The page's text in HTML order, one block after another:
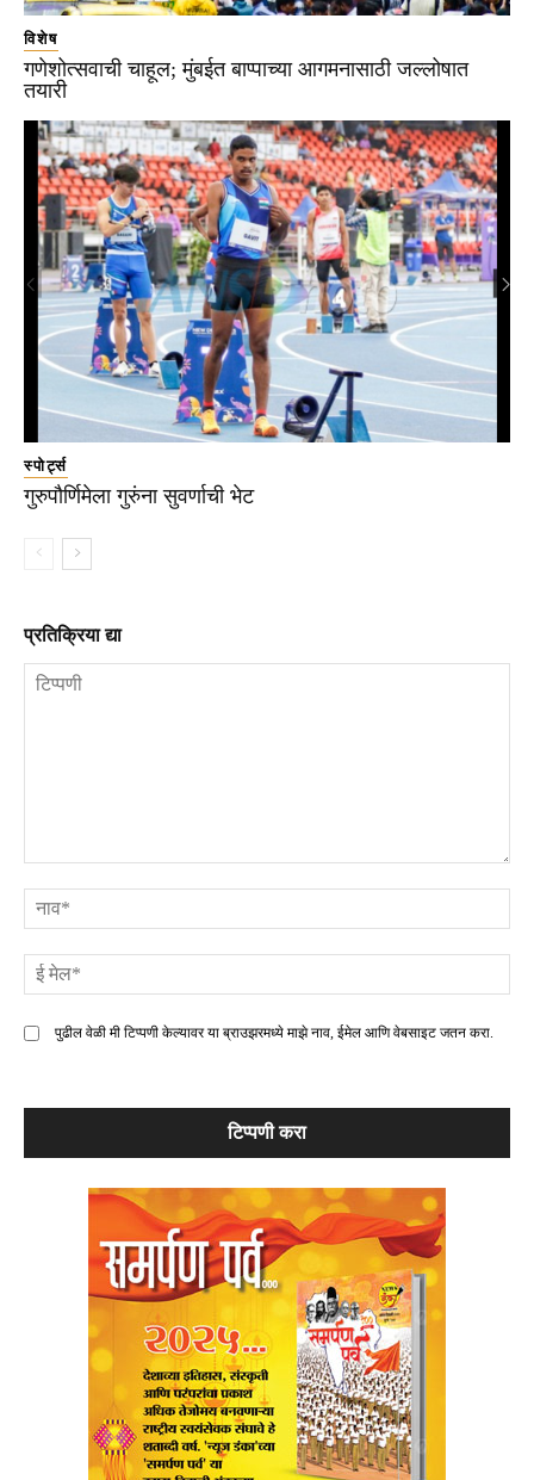
विशेष
गणेशोत्सवाची चाहूल; मुंबईत बाप्पाच्या आगमनासाठी जल्लोषात
तयारी
स्पोर्ट्स
गुरुपौर्णिमेला गुरुंना सुवर्णाची भेट
प्रतिक्रिया द्या
पुढील वेळी मी टिप्पणी केल्यावर या ब्राउझरमध्ये माझे नाव, ईमेल आणि वेबसाइट जतन करा.